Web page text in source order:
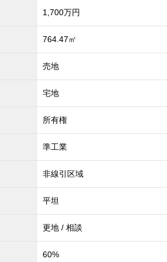
1,700万円
764.47㎡
売地
宅地
所有権
準工業
非線引区域
平坦
更地 / 相談
60%